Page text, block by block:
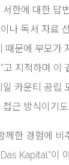
한에 대한 답
나 독서 자료
때문에 부모가
고 지적하며 이
카운티 공립
근 방식이기
께한 경험에 비
Kapital”이